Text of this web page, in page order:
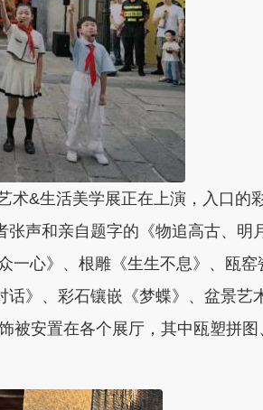
术&生活美学展正在上演，入口的
张声和亲自题字的《物追高古、明
一心》、根雕《生生不息》、瓯窑
》、彩石镶嵌《梦蝶》、盆景艺
被安置在各个展厅，其中瓯塑拼图